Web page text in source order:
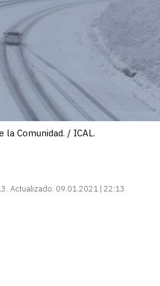
la Comunidad. / ICAL.
Actualizado: 09.01.2021 | 22:13